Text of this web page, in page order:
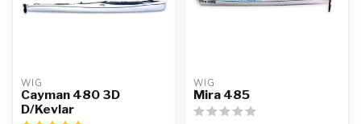
WIG
Cayman 480 3D
D/Kevlar
WIG
Mira 485